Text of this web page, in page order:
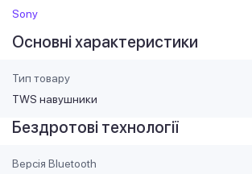
Sony
Основні характеристики
Тип товару
TWS навушники
Бездротові технології
Версія Bluetooth